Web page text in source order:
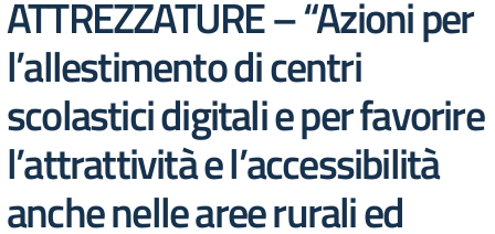
ATTREZZATURE – “Azioni per
l’allestimento di centri
scolastici digitali e per favorire
l’attrattività e l’accessibilità
anche nelle aree rurali ed